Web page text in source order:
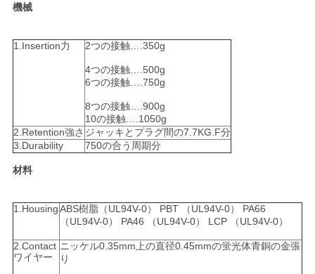
機械
1.Insertion力 2つの接触….350g
4つの接触….500g
6つの接触….750g
8つの接触….900g
10の接触….1050g
2.Retention強さ ジャッキとプラグ間の7.7KG.F分
3.Durability
750の合う周期分
材料
1.HousingABS樹脂（UL94V-0） PBT （UL94V-0） PA66
（UL94V-0） PA46 （UL94V-0） LCP （UL94V-0）
2.Contact
ワイヤー
ニッケル0.35mm上の直径0.45mmの蛍光体青銅の金張
り